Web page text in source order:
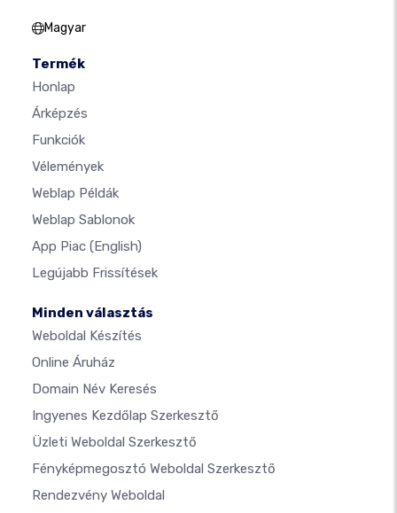
Magyar
Termék
Honlap
Árképzés
Funkciók
Vélemények
Weblap Példák
Weblap Sablonok
App Piac (English)
Legújabb Frissítések
Minden választás
Weboldal Készítés
Online Áruház
Domain Név Keresés
Ingyenes Kezdőlap Szerkesztő
Üzleti Weboldal Szerkesztő
Fényképmegosztó Weboldal Szerkesztő
Rendezvény Weboldal